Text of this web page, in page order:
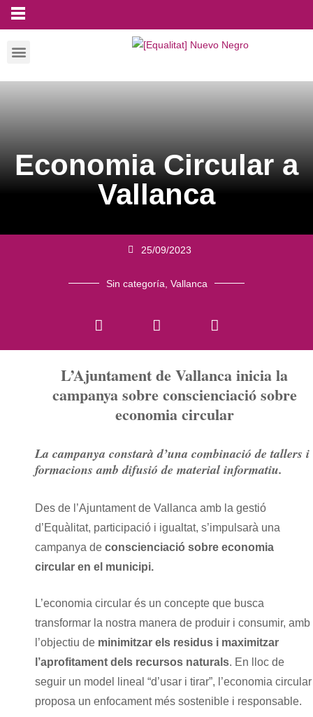
Economia Circular a
Vallanca
25/09/2023
Sin categoría Vallanca
L’Ajuntament de Vallanca inicia la
campanya sobre conscienciació sobre
economia circular
La campanya constarà d’una combinació de tallers i
formacions amb difusió de material informatiu.
Des de l’Ajuntament de Vallanca amb la gestió
d’Equàlitat, participació i igualtat, s’impulsarà una
campanya de conscienciació sobre economia
circular en el municipi.
L’economia circular és un concepte que busca
transformar la nostra manera de produir i consumir, amb
l’objectiu de minimitzar els residus i maximitzar
l’aprofitament dels recursos naturals. En lloc de
seguir un model lineal “d’usar i tirar”, l’economia circular
proposa un enfocament més sostenible i responsable.